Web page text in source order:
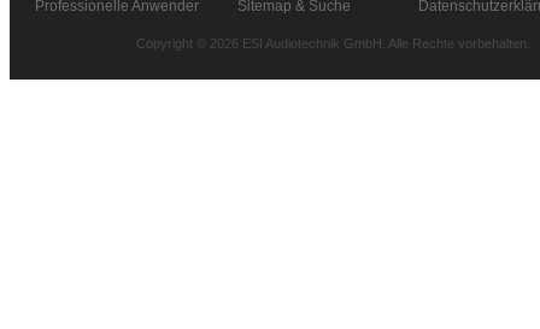
Professionelle Anwender
Sitemap & Suche
Copyright © 2026 ESI Audiotechnik GmbH. Alle Rechte vorbehalten.